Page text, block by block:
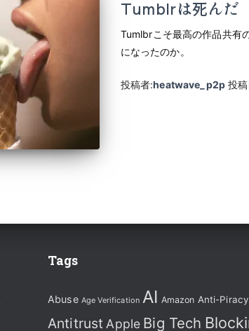
Tumblrは死んだ
Tumlbrこそ最高の作品共有
になったのか。
投稿者:heatwave_p2p 投
Tags
Abuse Age Verification AI Amazon Anti-Piracy
Antitrust Apple Big Tech